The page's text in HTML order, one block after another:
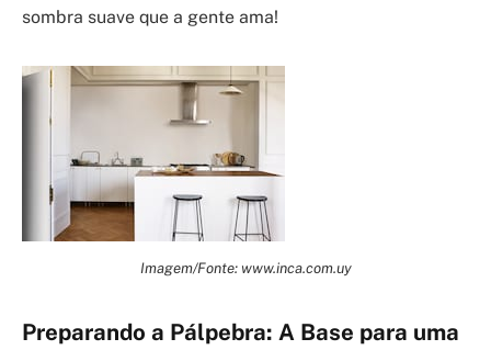
sombra suave que a gente ama!
Imagem/Fonte: www.inca.com.uy
Preparando a Pálpebra: A Base para uma